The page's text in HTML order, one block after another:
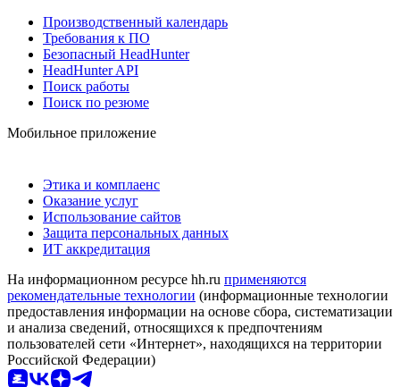
Производственный календарь
Требования к ПО
Безопасный HeadHunter
HeadHunter API
Поиск работы
Поиск по резюме
Мобильное приложение
Этика и комплаенс
Оказание услуг
Использование сайтов
Защита персональных данных
ИТ аккредитация
На информационном ресурсе hh.ru применяются
рекомендательные технологии (информационные технологии
предоставления информации на основе сбора, систематизации
и анализа сведений, относящихся к предпочтениям
пользователей сети «Интернет», находящихся на территории
Российской Федерации)